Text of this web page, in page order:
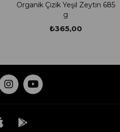
Organik Çizik Yeşil Zeytin 685
g
₺365,00